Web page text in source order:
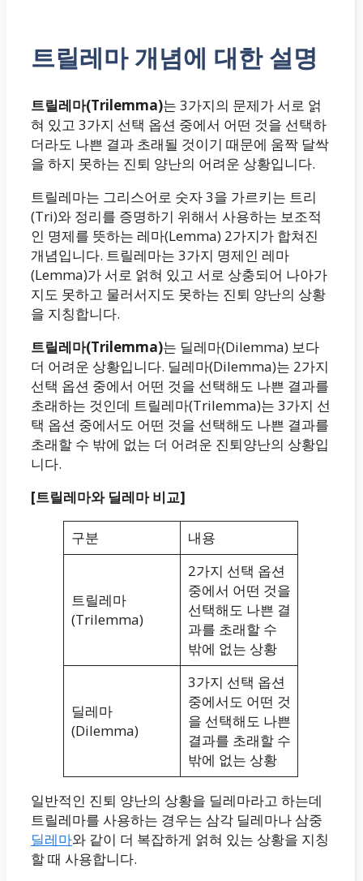
트릴레마 개념에 대한 설명
트릴레마(Trilemma)는 3가지의 문제가 서로 얽
혀 있고 3가지 선택 옵션 중에서 어떤 것을 선택하
더라도 나쁜 결과 초래될 것이기 때문에 움짝 달싹
을 하지 못하는 진퇴 양난의 어려운 상황입니다.
트릴레마는 그리스어로 숫자 3을 가르키는 트리
(Tri)와 정리를 증명하기 위해서 사용하는 보조적
인 명제를 뜻하는 레마(Lemma) 2가지가 합쳐진
개념입니다. 트릴레마는 3가지 명제인 레마
(Lemma)가 서로 얽혀 있고 서로 상충되어 나아가
지도 못하고 물러서지도 못하는 진퇴 양난의 상황
을 지칭합니다.
트릴레마(Trilemma)는 딜레마(Dilemma) 보다
더 어려운 상황입니다. 딜레마(Dilemma)는 2가지
선택 옵션 중에서 어떤 것을 선택해도 나쁜 결과를
초래하는 것인데 트릴레마(Trilemma)는 3가지 선
택 옵션 중에서도 어떤 것을 선택해도 나쁜 결과를
초래할 수 밖에 없는 더 어려운 진퇴양난의 상황입
니다.
[트릴레마와 딜레마 비교]
구분 내용
트릴레마
(Trilemma)
2가지 선택 옵션
중에서 어떤 것을
선택해도 나쁜 결
과를 초래할 수
밖에 없는 상황
딜레마
(Dilemma)
3가지 선택 옵션
중에서도 어떤 것
을 선택해도 나쁜
결과를 초래할 수
밖에 없는 상황
일반적인 진퇴 양난의 상황을 딜레마라고 하는데
트릴레마를 사용하는 경우는 삼각 딜레마나 삼중
딜레마와 같이 더 복잡하게 얽혀 있는 상황을 지칭
할 때 사용합니다.